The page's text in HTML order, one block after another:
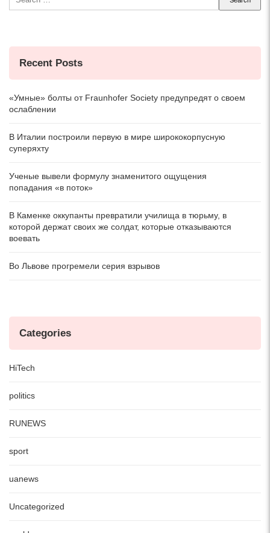
for:
Recent Posts
«Умные» болты от Fraunhofer Society предупредят о своем
ослаблении
В Италии построили первую в мире ширококорпусную
суперяхту
Ученые вывели формулу знаменитого ощущения
попадания «в поток»
В Каменке оккупанты превратили училища в тюрьму, в
которой держат своих же солдат, которые отказываются
воевать
Во Львове прогремели серия взрывов
Categories
HiTech
politics
RUNEWS
sport
uanews
Uncategorized